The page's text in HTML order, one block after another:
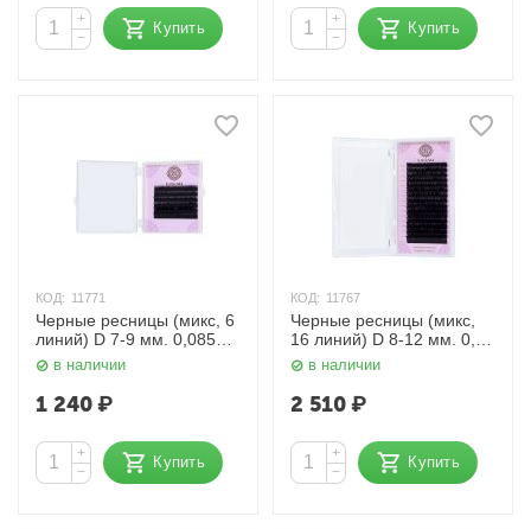
+
−
Купить
+
−
Купить
КОД: 11771
Черные ресницы (микс, 6
линий) D 7-9 мм. 0,085
мм. Enigma
в наличии
1 240₽
+
−
Купить
КОД: 11767
Черные ресницы (микс,
16 линий) D 8-12 мм. 0,12
мм. Enigma
в наличии
2 510₽
+
−
Купить